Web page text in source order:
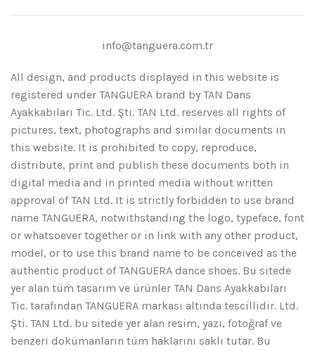
info@tanguera.com.tr
All design, and products displayed in this website is
registered under TANGUERA brand by TAN Dans
Ayakkabıları Tic. Ltd. Şti. TAN Ltd. reserves all rights of
pictures, text, photographs and similar documents in
this website. It is prohibited to copy, reproduce,
distribute, print and publish these documents both in
digital media and in printed media without written
approval of TAN Ltd. It is strictly forbidden to use brand
name TANGUERA, notwithstanding the logo, typeface, font
or whatsoever together or in link with any other product,
model, or to use this brand name to be conceived as the
authentic product of TANGUERA dance shoes. Bu sitede
yer alan tüm tasarım ve ürünler TAN Dans Ayakkabıları
Tic. tarafından TANGUERA markası altında tescillidir. Ltd.
Şti. TAN Ltd. bu sitede yer alan resim, yazı, fotoğraf ve
benzeri dokümanların tüm haklarını saklı tutar. Bu